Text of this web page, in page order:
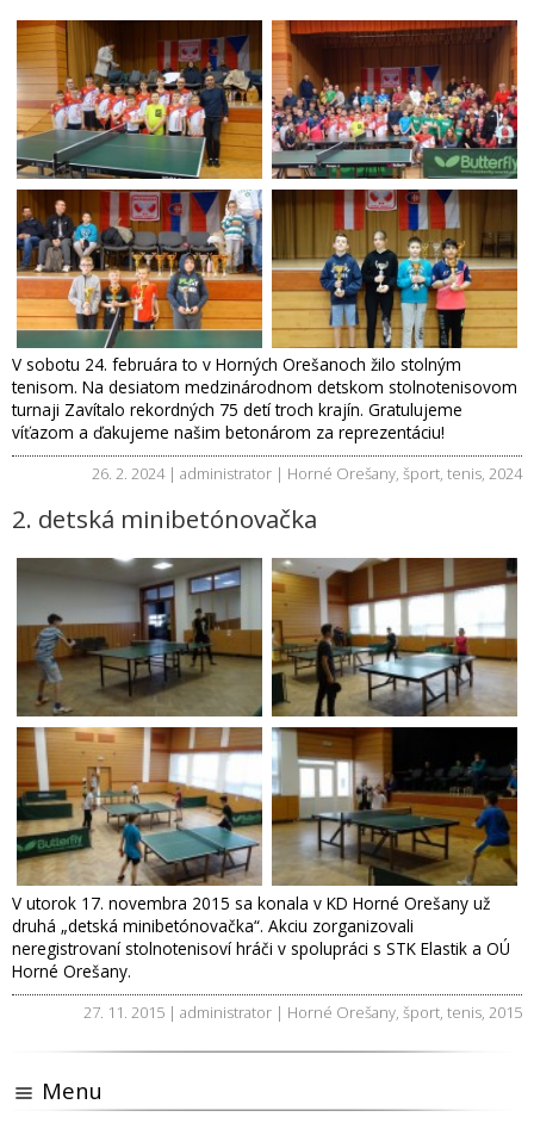
V sobotu 24. februára to v Horných Orešanoch žilo stolným
tenisom. Na desiatom medzinárodnom detskom stolnotenisovom
turnaji Zavítalo rekordných 75 detí troch krajín. Gratulujeme
víťazom a ďakujeme našim betonárom za reprezentáciu!
26. 2. 2024 | administrator | Horné Orešany, šport, tenis, 2024
2. detská minibetónovačka
V utorok 17. novembra 2015 sa konala v KD Horné Orešany už
druhá „detská minibetónovačka“. Akciu zorganizovali
neregistrovaní stolnotenisoví hráči v spolupráci s STK Elastik a OÚ
Horné Orešany.
27. 11. 2015 | administrator | Horné Orešany šport tenis 2015
Menu